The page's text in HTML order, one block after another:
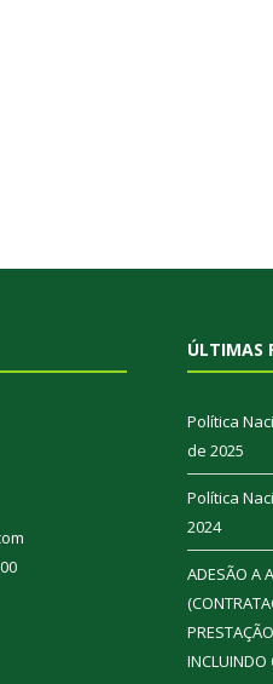
ÚLTIMAS
Política
de 2025
Política
2024
ADESÃO A
INCLUINDO